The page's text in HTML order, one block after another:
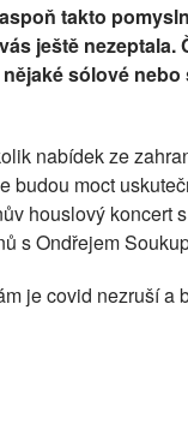
takto
ještě nezeptala.
sólové nebo
nabídek ze
budou moct
houslový koncert
s Ondřejem
je covid nezruší a